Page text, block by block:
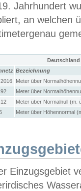
Jahrhundert
an welchen
Bezeichnung
Meter über
Meter über
Meter über Normalnull (m.
Meter über Höhennormal
Einzugsgebiet